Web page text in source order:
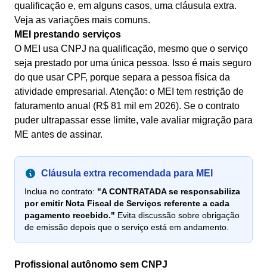
qualificação e, em alguns casos, uma cláusula extra.
Veja as variações mais comuns.
MEI prestando serviços
O MEI usa CNPJ na qualificação, mesmo que o serviço
seja prestado por uma única pessoa. Isso é mais seguro
do que usar CPF, porque separa a pessoa física da
atividade empresarial. Atenção: o MEI tem restrição de
faturamento anual (R$ 81 mil em 2026). Se o contrato
puder ultrapassar esse limite, vale avaliar migração para
ME antes de assinar.
Cláusula extra recomendada para MEI
Inclua no contrato: "A CONTRATADA se responsabiliza
por emitir Nota Fiscal de Serviços referente a cada
pagamento recebido." Evita discussão sobre obrigação
de emissão depois que o serviço está em andamento.
Profissional autônomo sem CNPJ